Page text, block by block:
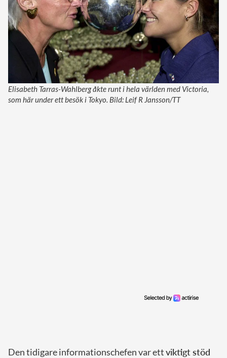
Elisabeth Tarras-Wahlberg åkte runt i hela världen med Victoria,
som här under ett besök i Tokyo. Bild: Leif R Jansson/TT
Den tidigare informationschefen var ettviktigt stöd